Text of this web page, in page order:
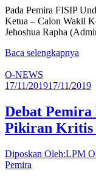
Pada Pemira FISIP
Ketua – Calon Wakil
Jehoshua Rapha
Baca selengkapnya
O-NEWS
17/11/201917/11/2019
Debat Pemira
Pikiran Kritis
Diposkan Oleh:LPM
Pemira